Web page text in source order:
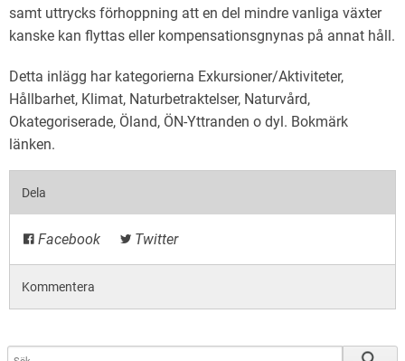
samt uttrycks förhoppning att en del mindre vanliga växter
kanske kan flyttas eller kompensationsgnynas på annat håll.
Detta inlägg har kategorierna Exkursioner/Aktiviteter,
Hållbarhet, Klimat, Naturbetraktelser, Naturvård,
Okategoriserade, Öland, ÖN-Yttranden o dyl. Bokmärk
länken.
Dela
Facebook Twitter
Kommentera